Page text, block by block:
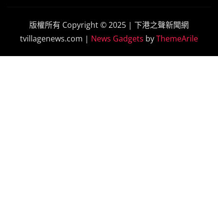
版權所有 Copyright © 2025 | 下港之聲新聞網
tvillagenews.com | News Gadgets byThemeArile